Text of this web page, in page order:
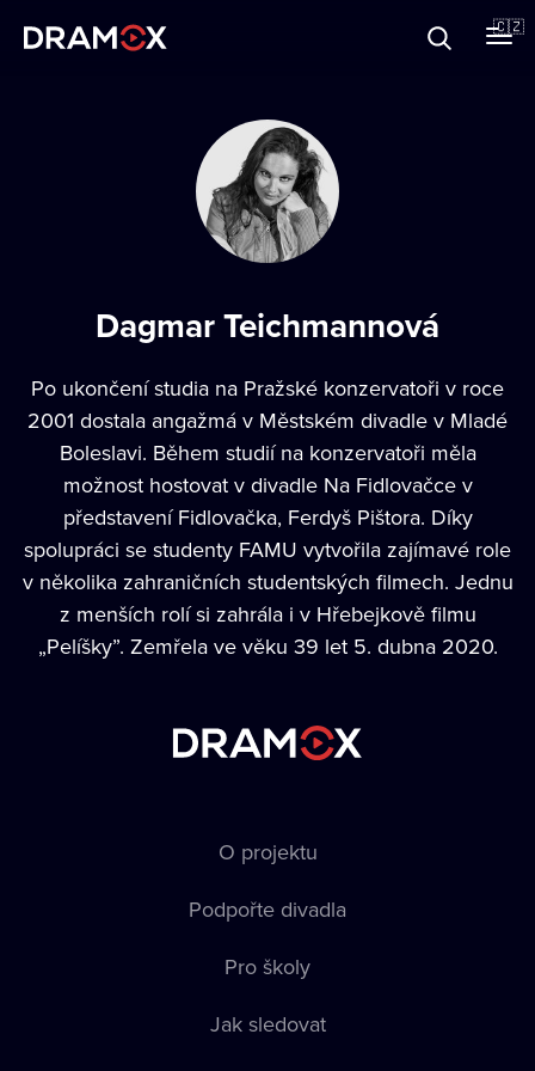
🇨🇿
Dagmar Teichmannová
Po ukončení studia na Pražské konzervatoři v roce
2001 dostala angažmá v Městském divadle v Mladé
Boleslavi. Během studií na konzervatoři měla
možnost hostovat v divadle Na Fidlovačce v
představení Fidlovačka, Ferdyš Pištora. Díky
spolupráci se studenty FAMU vytvořila zajímavé role
v několika zahraničních studentských filmech. Jednu
z menších rolí si zahrála i v Hřebejkově filmu
„Pelíšky”. Zemřela ve věku 39 let 5. dubna 2020.
O projektu
Podpořte divadla
Pro školy
Jak sledovat